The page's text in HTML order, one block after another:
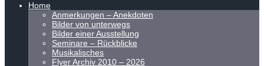
Home
Anmerkungen – Anekdoten
Bilder von unterwegs
Bilder einer Ausstellung
Seminare – Rückblicke
Musikalisches
Flyer Archiv 2010 – 2026